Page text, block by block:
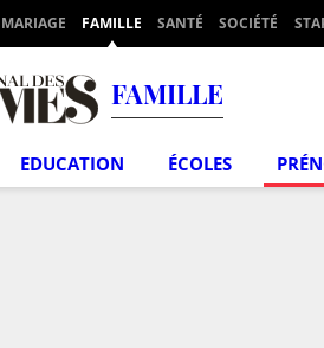
MARIAGE FAMILLE SANTÉ SOCIÉTÉ
FAMILLE
EDUCATION ÉCOLES